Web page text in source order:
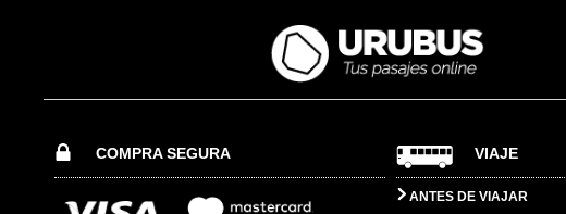
COMPRA SEGURA VIAJE
ANTES DE VIAJAR